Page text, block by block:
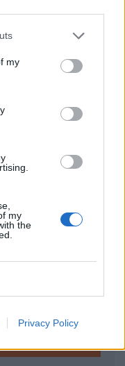
my
my
the
Privacy Policy
Kitartott a kedvező
jellemezte a
is sikerült a pozitív
végül 105 ponttal,
belüli